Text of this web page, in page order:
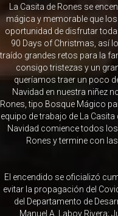
La Casita de Rones se
mágica y memorable que
oportunidad de disfrutar
90 Days of Christmas, así
traído grandes retos para la
consigo tristezas y un
queríamos traer un poco
Navidad en nuestra niñez
Rones, tipo Bosque Mágico
equipo de trabajo de La
Navidad comience todos
Rones y termine con
El encendido se oficializó
evitar la propagación del
del Departamento de
Manuel A. Laboy Rivera;